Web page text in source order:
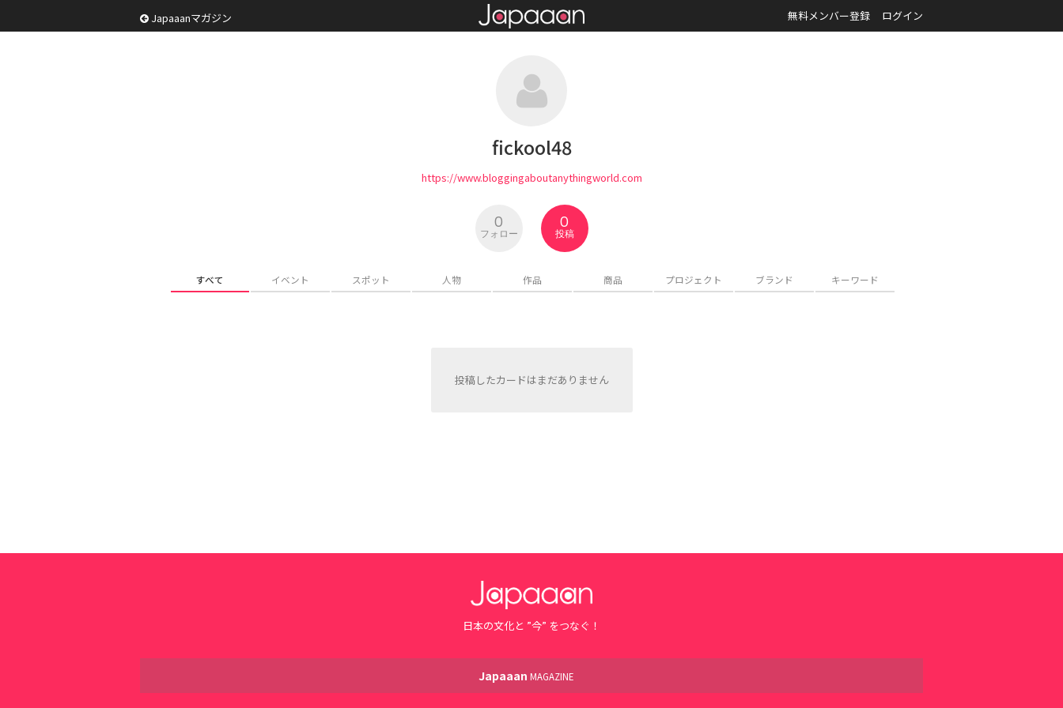
Japaaanマガジン 無料メンバー登録 ログイン
fickool48
https://www.bloggingaboutanythingworld.com
0
フォロー
0
投稿
すべて イベント スポット 人物 作品 商品 プロジェクト ブランド キーワード
投稿したカードはまだありません
日本の文化と ”今” をつなぐ！
Japaaan MAGAZINE